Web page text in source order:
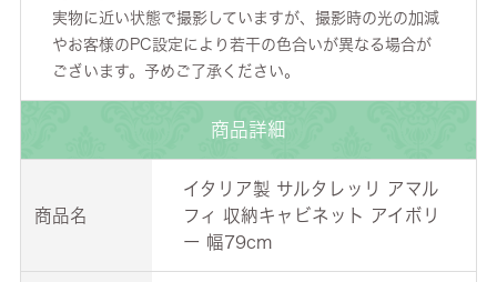
実物に近い状態で撮影していますが、撮影時の光の加減
やお客様のPC設定により若干の色合いが異なる場合が
ございます。予めご了承ください。
商品詳細
商品名
イタリア製 サルタレッリ アマル
フィ 収納キャビネット アイボリ
ー 幅79cm